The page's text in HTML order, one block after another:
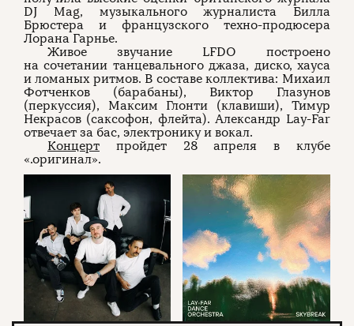
DJ Mag, музыкального журналиста Билла
Брюстера и французского техно-продюсера
Лорана Гарнье.
Живое звучание LFDO построено
на сочетании танцевального джаза, диско, хауса
и ломаных ритмов. В составе коллектива: Михаил
Фотченков (барабаны), Виктор Глазунов
(перкуссия), Максим Глонти (клавиши), Тимур
Некрасов (саксофон, флейта). Александр Lay-Far
отвечает за бас, электронику и вокал.
Концерт пройдет 28 апреля в клубе
«.оригинал».